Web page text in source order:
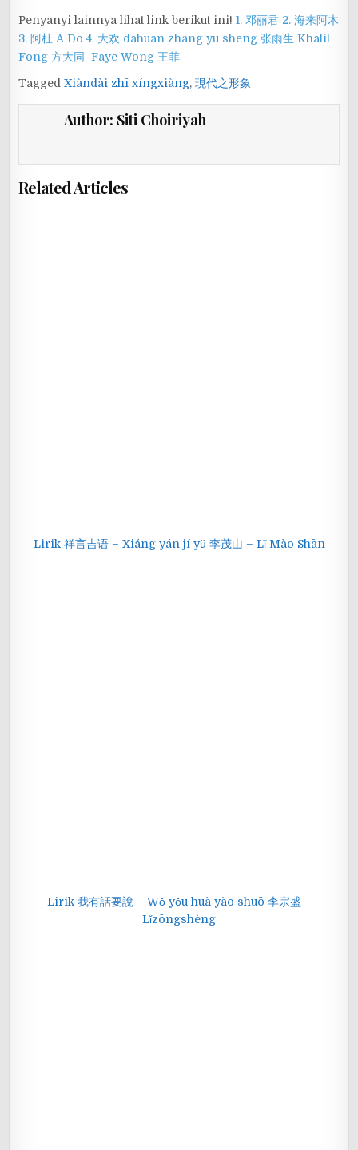
Penyanyi lainnya lihat link berikut ini!1. 邓丽君 2. 海来阿木
3. 阿杜 A Do 4. 大欢 dahuan zhang yu sheng 张雨生 Khalil
Fong 方大同 Faye Wong 王菲
TaggedXiàndài zhī xíngxiàng,現代之形象
Author: Siti Choiriyah
Related Articles
Lirik 祥言吉语 – Xiáng yán jí yǔ 李茂山 – Lǐ Mào Shān
Lirik 我有話要說 – Wǒ yǒu huà yào shuō 李宗盛 –
Lǐzōngshèng